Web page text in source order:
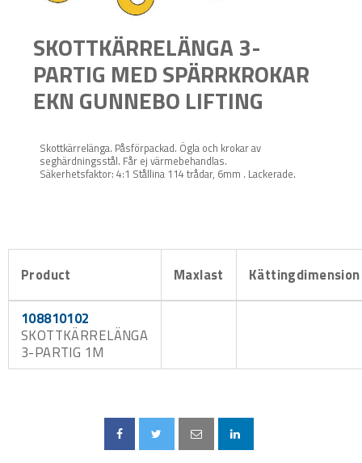
SKOTTKÄRRELÄNGA 3-
PARTIG MED SPÄRRKROKAR
EKN GUNNEBO LIFTING
Skottkärrelänga. Påsförpackad. Ögla och krokar av
seghärdningsstål. Får ej värmebehandlas.
Säkerhetsfaktor: 4:1 Stållina 114 trådar, 6mm . Lackerade.
Product Maxlast Kättingdimension
108810102
SKOTTKÄRRELÄNGA
3-PARTIG 1M